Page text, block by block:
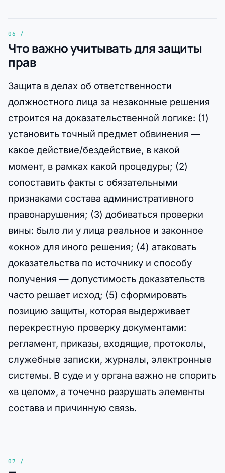
Что важно учитывать для защиты
прав
Защита в делах об ответственности
должностного лица за незаконные решения
строится на доказательственной логике: (1)
установить точный предмет обвинения —
какое действие/бездействие, в какой
момент, в рамках какой процедуры; (2)
сопоставить факты с обязательными
признаками состава административного
правонарушения; (3) добиваться проверки
вины: было ли у лица реальное и законное
«окно» для иного решения; (4) атаковать
доказательства по источнику и способу
получения — допустимость доказательств
часто решает исход; (5) сформировать
позицию защиты, которая выдерживает
перекрестную проверку документами:
регламент, приказы, входящие, протоколы,
служебные записки, журналы, электронные
системы. В суде и у органа важно не спорить
«в целом», а точечно разрушать элементы
состава и причинную связь.